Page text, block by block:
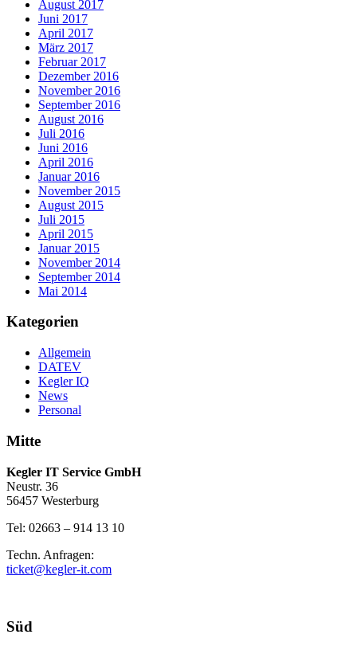
August 2017
Juni 2017
April 2017
März 2017
Februar 2017
Dezember 2016
November 2016
September 2016
August 2016
Juli 2016
Juni 2016
April 2016
Januar 2016
November 2015
August 2015
Juli 2015
April 2015
Januar 2015
November 2014
September 2014
Mai 2014
Kategorien
Allgemein
DATEV
Kegler IQ
News
Personal
Mitte
Kegler IT Service GmbH
Neustr. 36
56457 Westerburg
Tel: 02663 – 914 13 10
Techn. Anfragen:
ticket@kegler-it.com
Süd